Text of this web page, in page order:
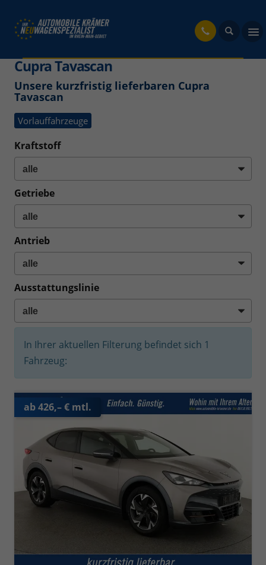
Cupra Tavascan
Unsere kurzfristig lieferbaren Cupra
Tavascan
Vorlauffahrzeuge
Kraftstoff
Getriebe
Antrieb
Ausstattungslinie
In Ihrer aktuellen Filterung befindet sich 1
Fahrzeug:
ab 426,– € mtl.